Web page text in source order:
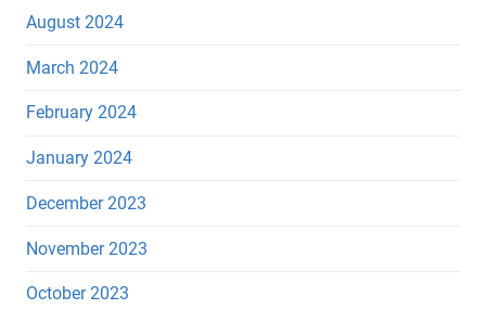
August 2024
March 2024
February 2024
January 2024
December 2023
November 2023
October 2023